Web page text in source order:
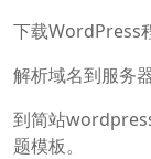
下载WordPress
解析域名到服务
到简站
题模板。